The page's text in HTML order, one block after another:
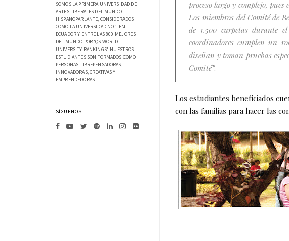
proceso largo y complejo,
Los miembros del Comité de
de 1.500 carpetas durante
coordinadores cumplen un
diseñan y toman pruebas
Comité”.
Los estudiantes beneficiados
con las familias para hacer las
SOMOS LA PRIMERA UNIVERSIDAD DE
ARTES LIBERALES DEL MUNDO
HISPANOPARLANTE, CONSIDERADOS
COMO LA UNIVERSIDAD NO.1 EN
ECUADOR Y ENTRE LAS 800 MEJORES
DEL MUNDO POR 'QS WORLD
UNIVERSITY RANKINGS'. NUESTROS
ESTUDIANTES SON FORMADOS COMO
PERSONAS LIBREPENSADORAS,
INNOVADORAS, CREATIVAS Y
EMPRENDEDORAS.
SÍGUENOS